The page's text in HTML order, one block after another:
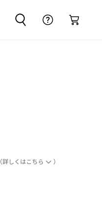
（詳しくはこちら
）